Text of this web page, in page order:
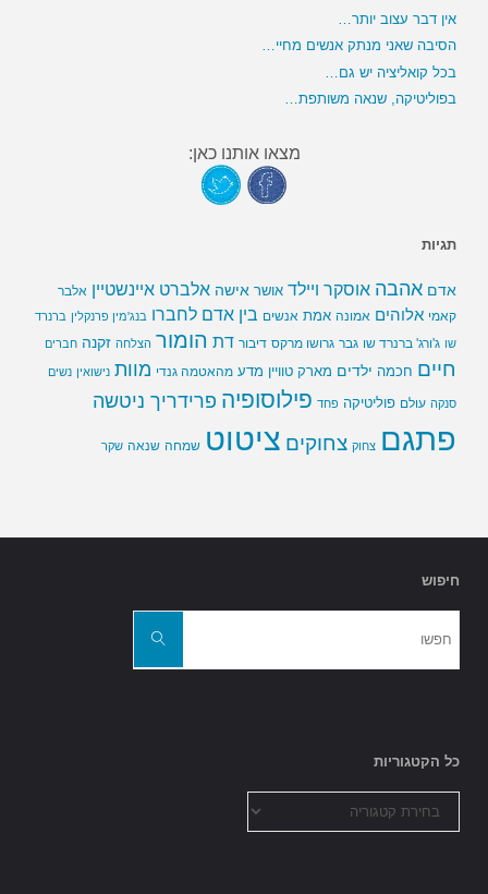
אין דבר עצוב יותר…
הסיבה שאני מנתק אנשים מחיי…
בכל קואליציה יש גם…
בפוליטיקה, שנאה משותפת…
מצאו אותנו כאן:
תגיות
אדם אהבה אוסקר ויילד אושר אישה אלברט איינשטיין אלבר
קאמי אלוהים אמונה אמת אנשים בין אדם לחברו בנג'מין פרנקלין ברנרד
שו ג'ורג' ברנרד שו גבר גרושו מרקס דיבור דת הומור הצלחה זקנה חברים
חיים חכמה ילדים מארק טוויין מדע מהאטמה גנדי מוות נישואין נשים
סנקה עולם פוליטיקה פחד פילוסופיה פרידריך ניטשה
פתגם צחוק צחוקים ציטוט שמחה שנאה שקר
חיפוש
חפשו
כל הקטגוריות
הקטגוריות